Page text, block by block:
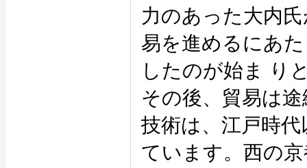
力のあった大内
易を進めるにあ
したのが始ま り
その後、貿易は
技術は、江戸時
ています。西の